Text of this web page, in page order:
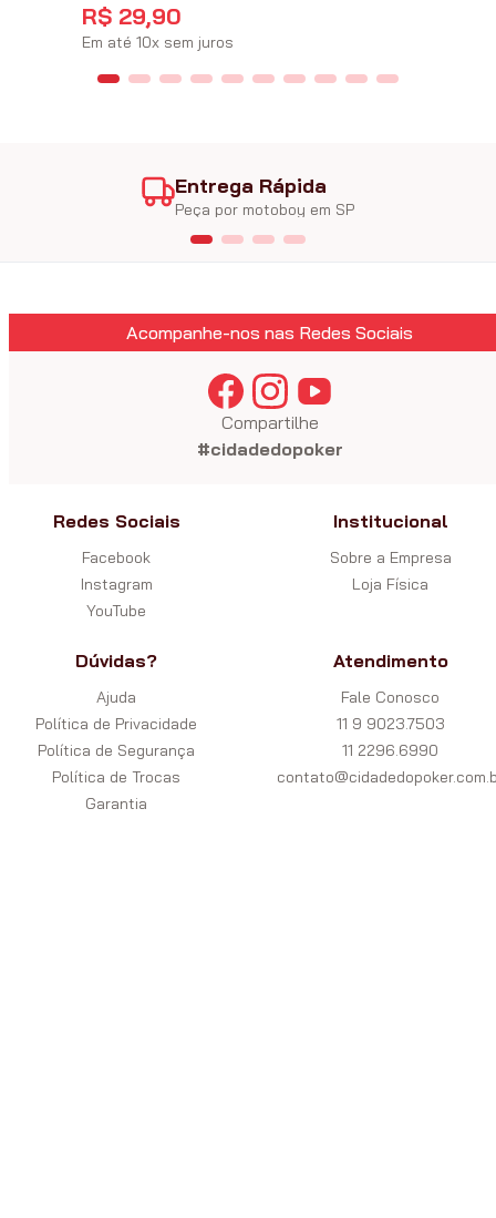
R$ 29,90
Em até 10x sem juros
Entrega Rápida
Peça por motoboy em SP
Acompanhe-nos nas Redes Sociais
Compartilhe
#cidadedopoker
Redes Sociais
Facebook
Instagram
YouTube
Institucional
Sobre a Empresa
Loja Física
Dúvidas?
Ajuda
Política de Privacidade
Política de Segurança
Política de Trocas
Garantia
Atendimento
Fale Conosco
11 9 9023.7503
11 2296.6990